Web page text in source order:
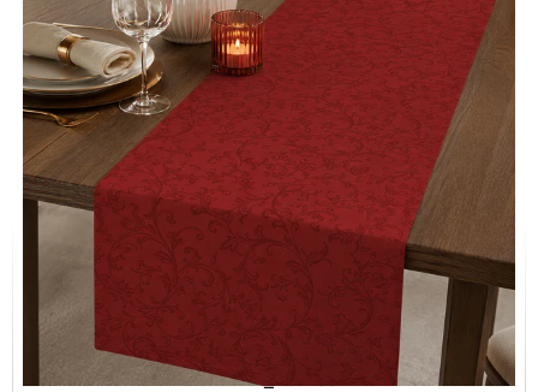
Bieżnik plamoodporny z mankietem O3 Ares bordowy (11)
BIE-ARE_BOR-O3